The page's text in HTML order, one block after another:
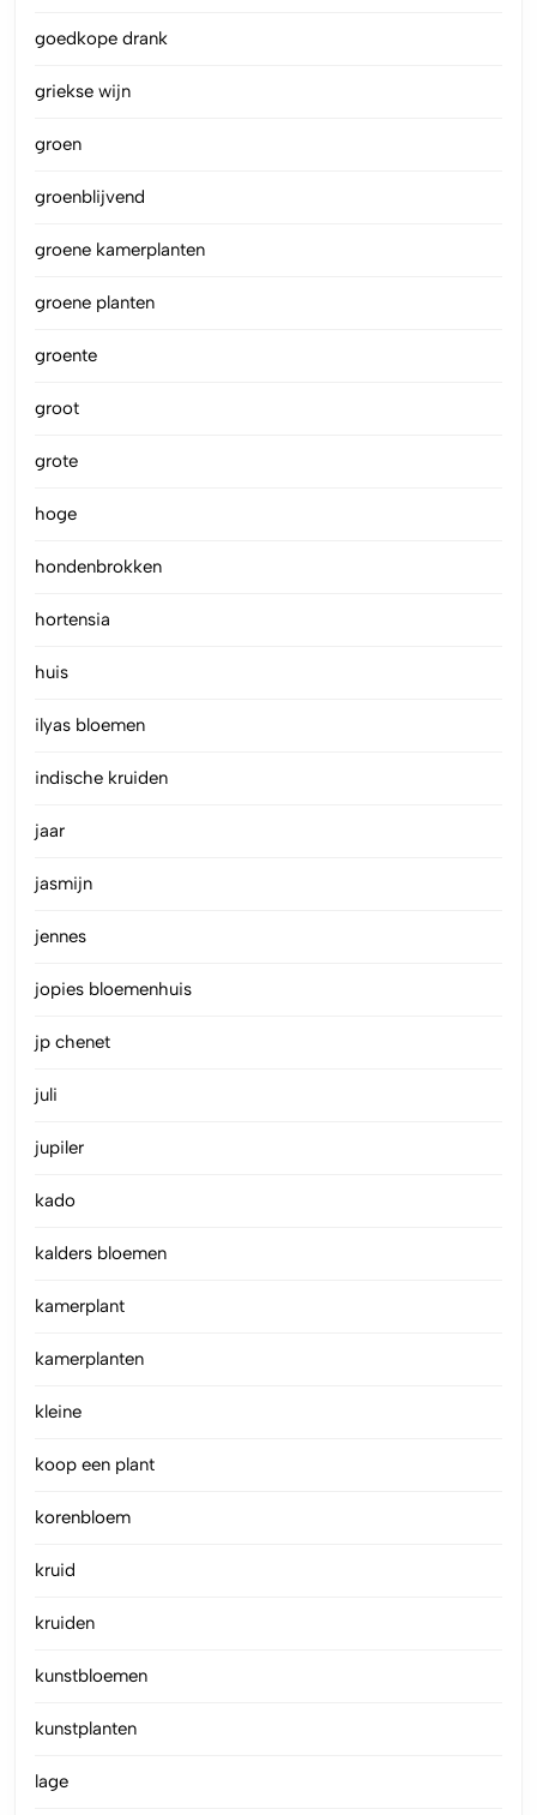
goedkope drank
griekse wijn
groen
groenblijvend
groene kamerplanten
groene planten
groente
groot
grote
hoge
hondenbrokken
hortensia
huis
ilyas bloemen
indische kruiden
jaar
jasmijn
jennes
jopies bloemenhuis
jp chenet
juli
jupiler
kado
kalders bloemen
kamerplant
kamerplanten
kleine
koop een plant
korenbloem
kruid
kruiden
kunstbloemen
kunstplanten
lage